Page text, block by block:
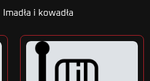
Imadła i kowadła